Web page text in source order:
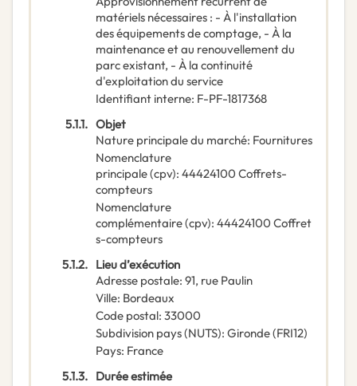
matériels nécessaires : - À l'installation
des équipements de comptage, - À la
maintenance et au renouvellement du
parc existant, - À la continuité
d'exploitation du service
Identifiant interne: F-PF-1817368
5.1.1. Objet
Nature principale du marché: Fournitures
Nomenclature
principale(cpv): 44424100 Coffrets-
compteurs
Nomenclature
complémentaire(cpv): 44424100 Coffret
s-compteurs
5.1.2. Lieu d’exécution
Adresse postale: 91, rue Paulin
Ville: Bordeaux
Code postal: 33000
Subdivision pays (NUTS): Gironde(FRI12)
Pays: France
5.1.3. Durée estimée